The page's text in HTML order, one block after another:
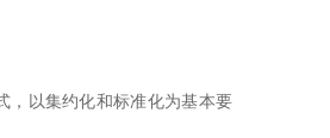
，以集约化和标准化为基本要